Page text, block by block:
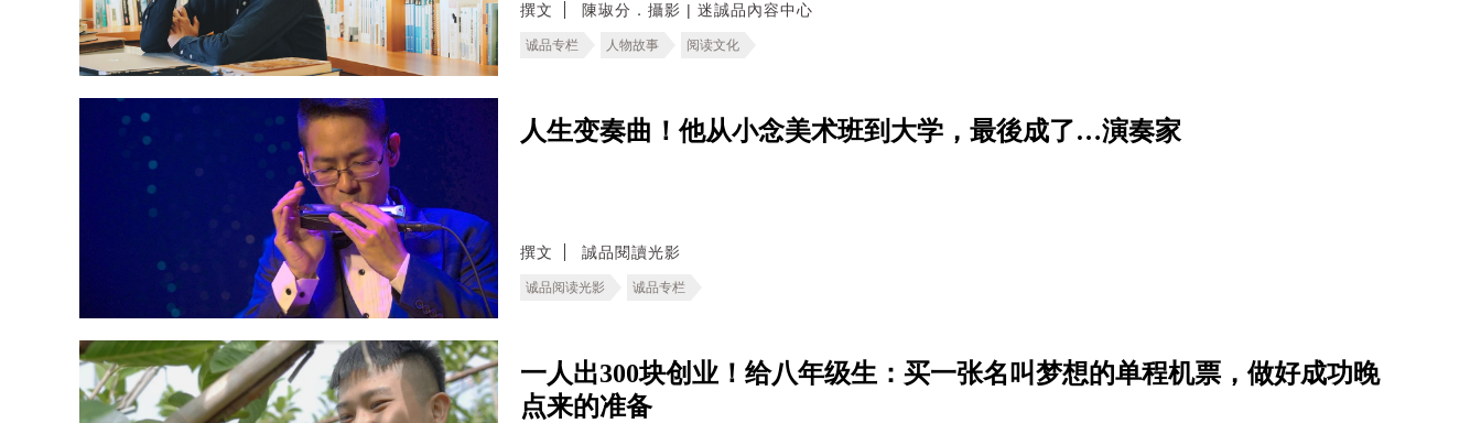
撰文 陳琡分．攝影 | 迷誠品內容中心
诚品专栏 人物故事 阅读文化
人生变奏曲！他从小念美术班到大学，最後成了…演奏家
撰文 誠品閱讀光影
诚品阅读光影 诚品专栏
一人出300块创业！给八年级生：买一张名叫梦想的单程机票，做好成功晚
点来的准备